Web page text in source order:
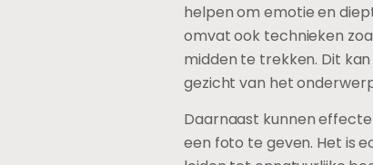
helpen om emotie en
omvat ook technieken
midden te trekken. Dit
gezicht van het
Daarnaast kunnen
een foto te geven. Het is